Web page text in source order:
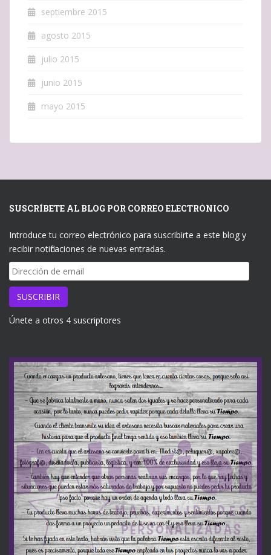
septiembre 2015
agosto 2015
julio 2015
junio 2015
mayo 2015
SUSCRÍBETE AL BLOG POR CORREO ELECTRÓNICO
Introduce tu correo electrónico para suscribirte a este blog y
recibir notificaciones de nuevas entradas.
Dirección
de
email
SUSCRIBIR
Únete a otros 4 suscriptores